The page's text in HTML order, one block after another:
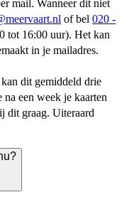
mail. Wanneer dit niet
of bel 020 -
tot 16:00 uur). Het kan
in je mailadres.
dit gemiddeld drie
een week je kaarten
dit graag. Uiteraard